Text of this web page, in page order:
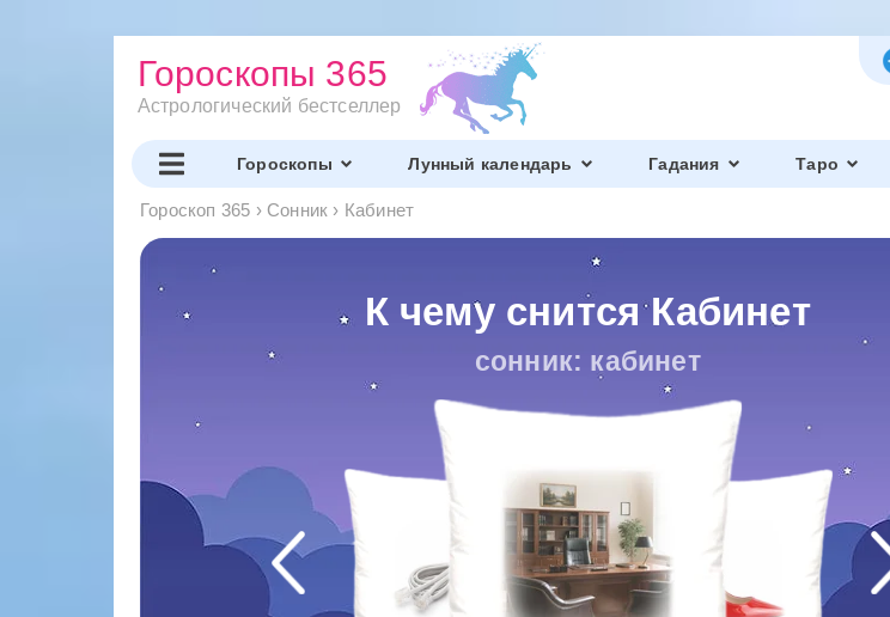
Гороскопы 365
Астрологический бестселлер
Гороскопы Лунный календарь Гадания Таро
Гороскоп 365 › Сонник › Кабинет
К чему снится Кабинет
сонник: кабинет